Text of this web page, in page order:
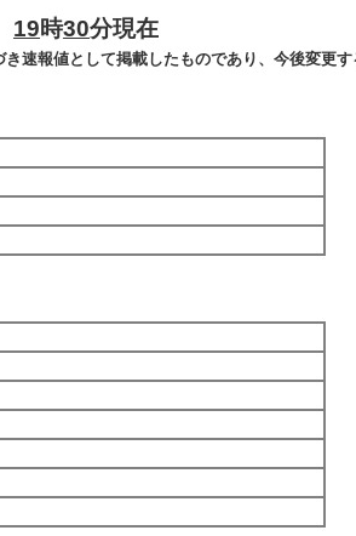
19時30分現在
速報値として掲載したものであり、今後変更す